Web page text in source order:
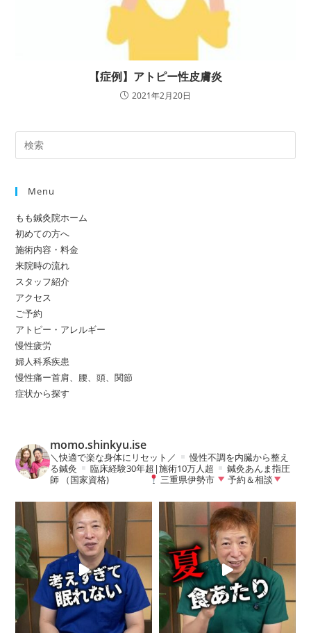
【症例】アトピー性皮膚炎
2021年2月20日
Menu
もも鍼灸院ホーム
初めての方へ
施術内容・料金
来院時の流れ
スタッフ紹介
アクセス
ご予約
アトピー・アレルギー
慢性疲労
婦人科系疾患
慢性痛ー首肩、腰、頭、関節
症状から探す
momo.shinkyu.ise
＼快適で楽な身体にリセット／
慢性不調を内臓から整え
る鍼灸
臨床経験30年超|施術10万人超
鍼灸あんま指圧
師 （国家資格)
三重県伊勢市 予約＆相談